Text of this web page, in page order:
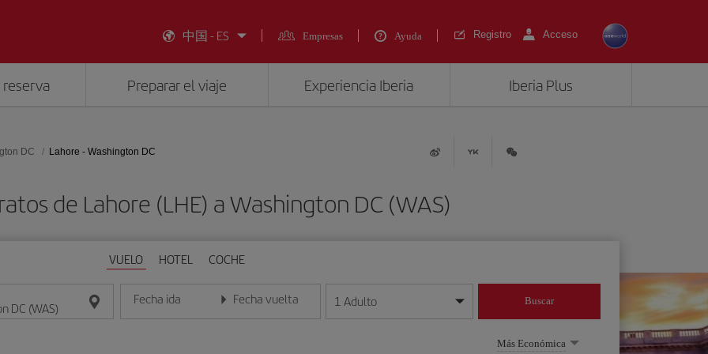
中国 - ES Empresas Ayuda Registro Acceso
Preparar el viaje Experiencia Iberia Iberia Plus
DC Lahore - Washington DC
de Lahore (LHE) a Washington DC (WAS)
VUELO HOTEL COCHE
Fecha ida
Introduce la fecha en formato día/mes/año
Fecha vuelta
Introduce la fecha en formato día/mes/año
1 Adulto Buscar
Más Económica